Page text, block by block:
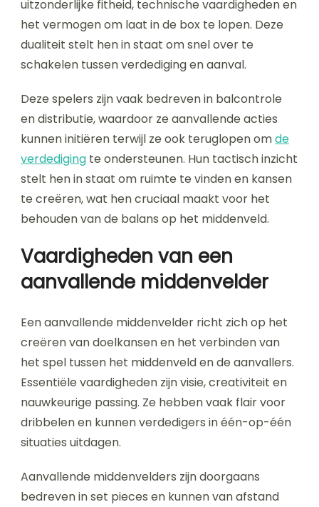
uitzonderlijke fitheid, technische vaardigheden en
het vermogen om laat in de box te lopen. Deze
dualiteit stelt hen in staat om snel over te
schakelen tussen verdediging en aanval.
Deze spelers zijn vaak bedreven in balcontrole
en distributie, waardoor ze aanvallende acties
kunnen initiëren terwijl ze ook teruglopen omde
verdediging te ondersteunen. Hun tactisch inzicht
stelt hen in staat om ruimte te vinden en kansen
te creëren, wat hen cruciaal maakt voor het
behouden van de balans op het middenveld.
Vaardigheden van een
aanvallende middenvelder
Een aanvallende middenvelder richt zich op het
creëren van doelkansen en het verbinden van
het spel tussen het middenveld en de aanvallers.
Essentiële vaardigheden zijn visie, creativiteit en
nauwkeurige passing. Ze hebben vaak flair voor
dribbelen en kunnen verdedigers in één-op-één
situaties uitdagen.
Aanvallende middenvelders zijn doorgaans
bedreven in set pieces en kunnen van afstand